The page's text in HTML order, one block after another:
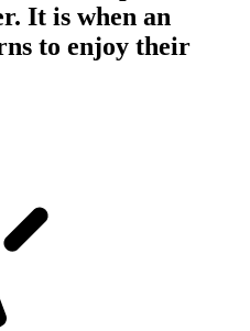
It is when an
to enjoy their